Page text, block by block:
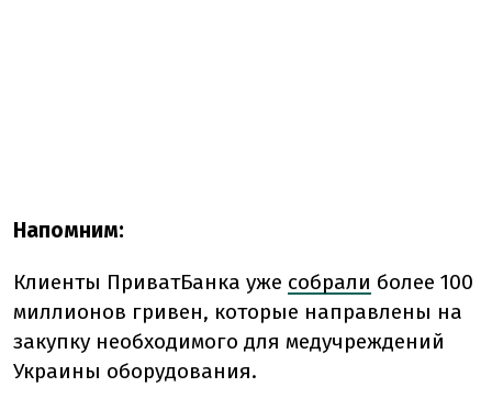
Напомним:
Клиенты ПриватБанка уже собрали более 100
миллионов гривен, которые направлены на
закупку необходимого для медучреждений
Украины оборудования.